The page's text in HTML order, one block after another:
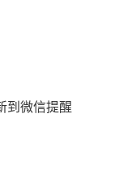
到微信提醒